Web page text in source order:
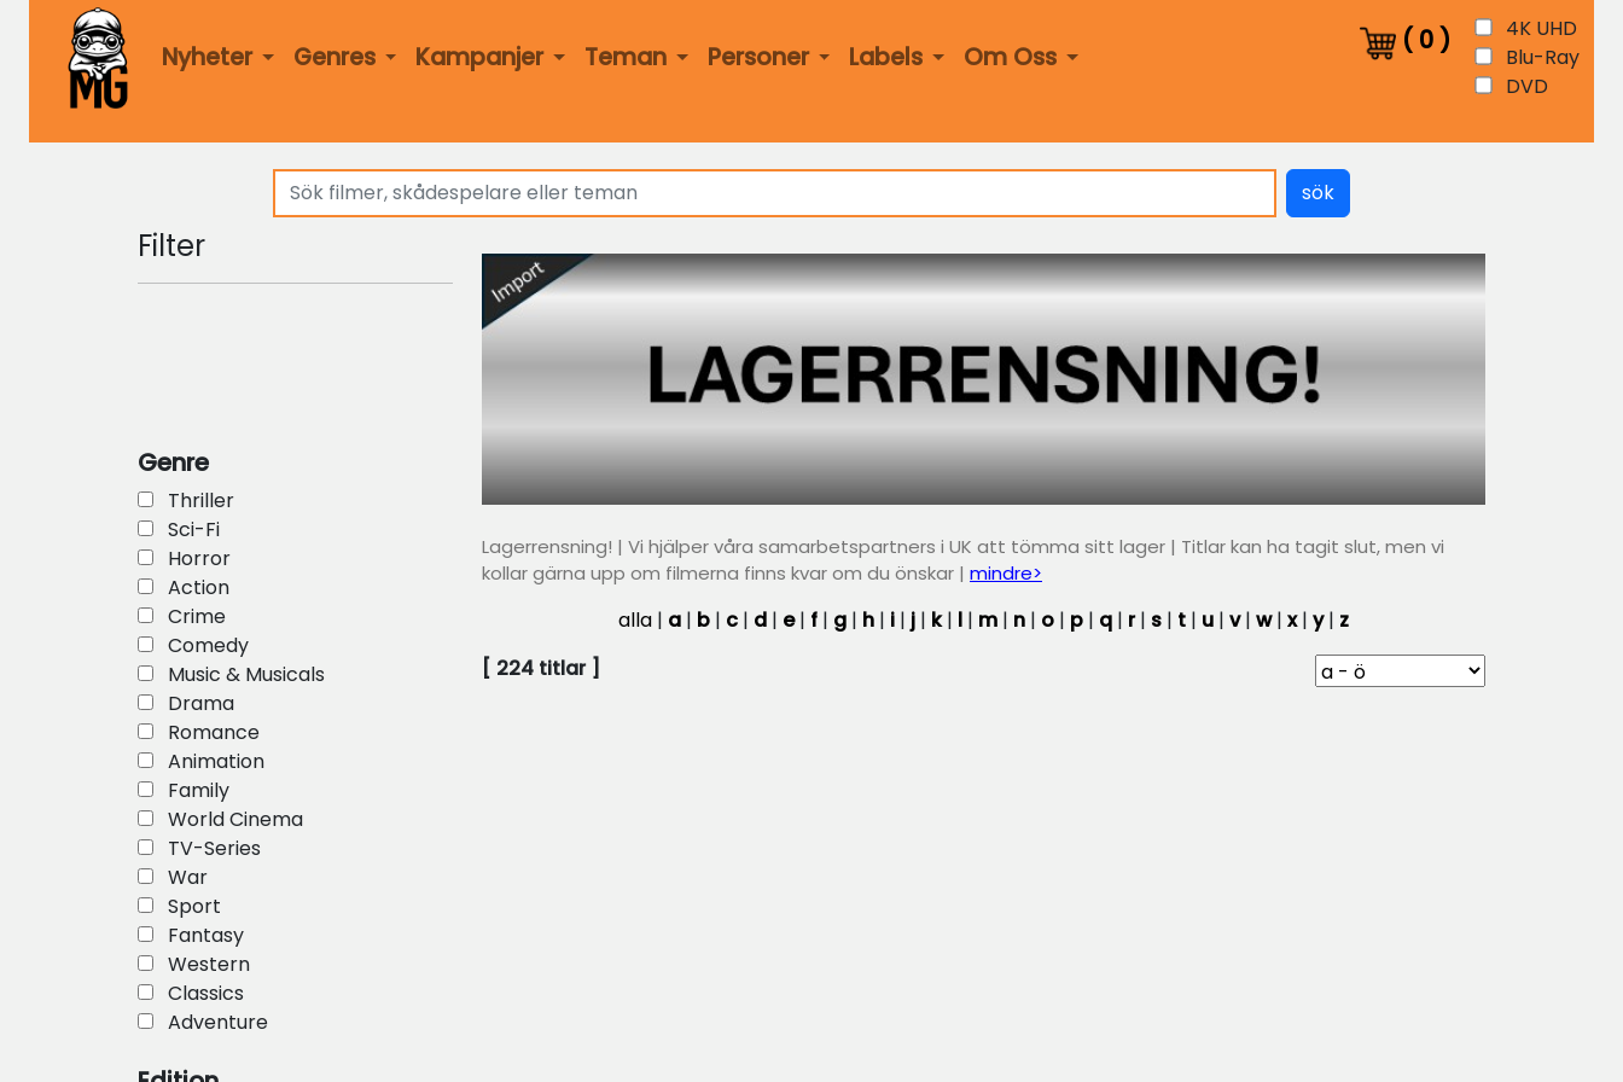
Nyheter Genres Kampanjer Teman Personer Labels Om Oss
( 0 )
4K UHD
Blu-Ray
DVD
sök
Filter
Genre
Thriller
Sci-Fi
Horror
Action
Crime
Comedy
Music & Musicals
Drama
Romance
Animation
Family
World Cinema
TV-Series
War
Sport
Fantasy
Western
Classics
Adventure
Lagerrensning! | Vi hjälper våra samarbetspartners i UK att tömma sitt lager | Titlar kan ha tagit slut, men vi
kollar gärna upp om filmerna finns kvar om du önskar | mindre>
alla | a | b | c | d | e| f | g | h | i | j | k| l | m | n | o | p | q | r| s | t | u | v| w| x| y| z
[ 224 titlar ]